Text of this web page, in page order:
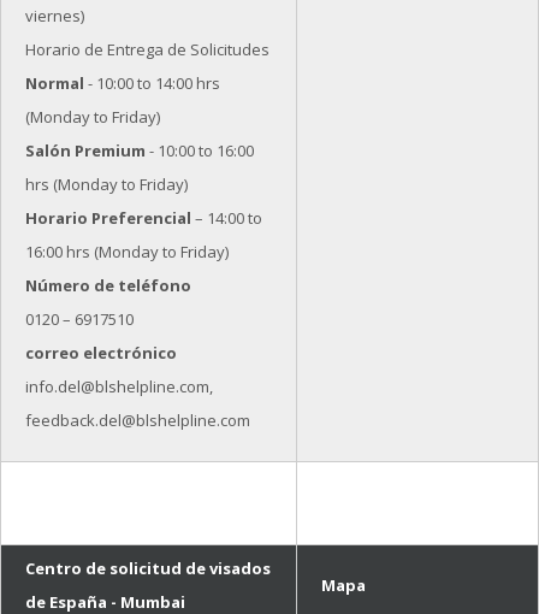
viernes)
Horario de Entrega de Solicitudes
Normal - 10:00 to 14:00 hrs
(Monday to Friday)
Salón Premium - 10:00 to 16:00
hrs (Monday to Friday)
Horario Preferencial – 14:00 to
16:00 hrs (Monday to Friday)
Número de teléfono
0120 – 6917510
correo electrónico
info.del@blshelpline.com,
feedback.del@blshelpline.com
Centro de solicitud de visados
de España - Mumbai
Mapa